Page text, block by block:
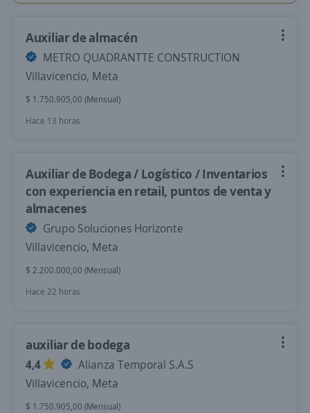
Auxiliar de almacén
METRO QUADRANTTE CONSTRUCTION
Villavicencio, Meta
$ 1.750.905,00 (Mensual)
Hace 13 horas
Auxiliar de Bodega / Logístico / Inventarios
con experiencia en retail, puntos de venta y
almacenes
Grupo Soluciones Horizonte
Villavicencio, Meta
$ 2.200.000,00 (Mensual)
Hace 22 horas
auxiliar de bodega
4,4
Alianza Temporal S.A.S
Villavicencio, Meta
$ 1.750.905,00 (Mensual)